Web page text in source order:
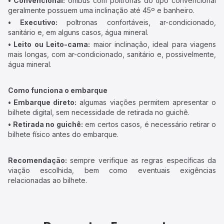
geralmente possuem uma inclinação até 45º e banheiro.
• Executivo: poltronas confortáveis, ar-condicionado,
sanitário e, em alguns casos, água mineral.
• Leito ou Leito-cama: maior inclinação, ideal para viagens
mais longas, com ar-condicionado, sanitário e, possivelmente,
água mineral.
Como funciona o embarque
• Embarque direto: algumas viações permitem apresentar o
bilhete digital, sem necessidade de retirada no guichê.
• Retirada no guichê: em certos casos, é necessário retirar o
bilhete físico antes do embarque.
Recomendação: sempre verifique as regras específicas da
viação escolhida, bem como eventuais exigências
relacionadas ao bilhete.